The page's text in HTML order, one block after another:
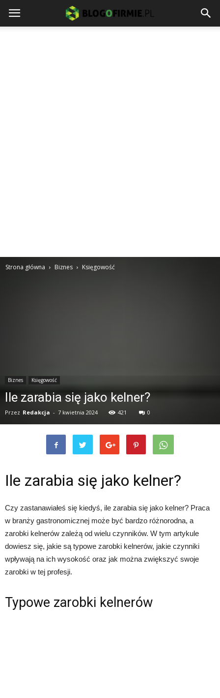
Strona główna Biznes Księgowość
Biznes Księgowość
Ile zarabia się jako kelner?
Przez Redakcja - 7 kwietnia 2024 421 0
Ile zarabia się jako kelner?
Czy zastanawiałeś się kiedyś, ile zarabia się jako kelner? Praca
w branży gastronomicznej może być bardzo różnorodna, a
zarobki kelnerów zależą od wielu czynników. W tym artykule
dowiesz się, jakie są typowe zarobki kelnerów, jakie czynniki
wpływają na ich wysokość oraz jak można zwiększyć swoje
zarobki w tej profesji.
Typowe zarobki kelnerów